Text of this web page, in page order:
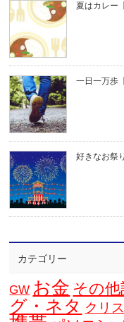
夏はカレー
一日一万歩
好きなお祭
カテゴリー
GW お金 その他
グ・ネタ クリ